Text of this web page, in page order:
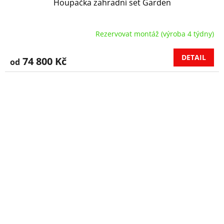
Houpačka zahradní set Garden
Rezervovat montáž (výroba 4 týdny)
od 74 800 Kč DETAIL